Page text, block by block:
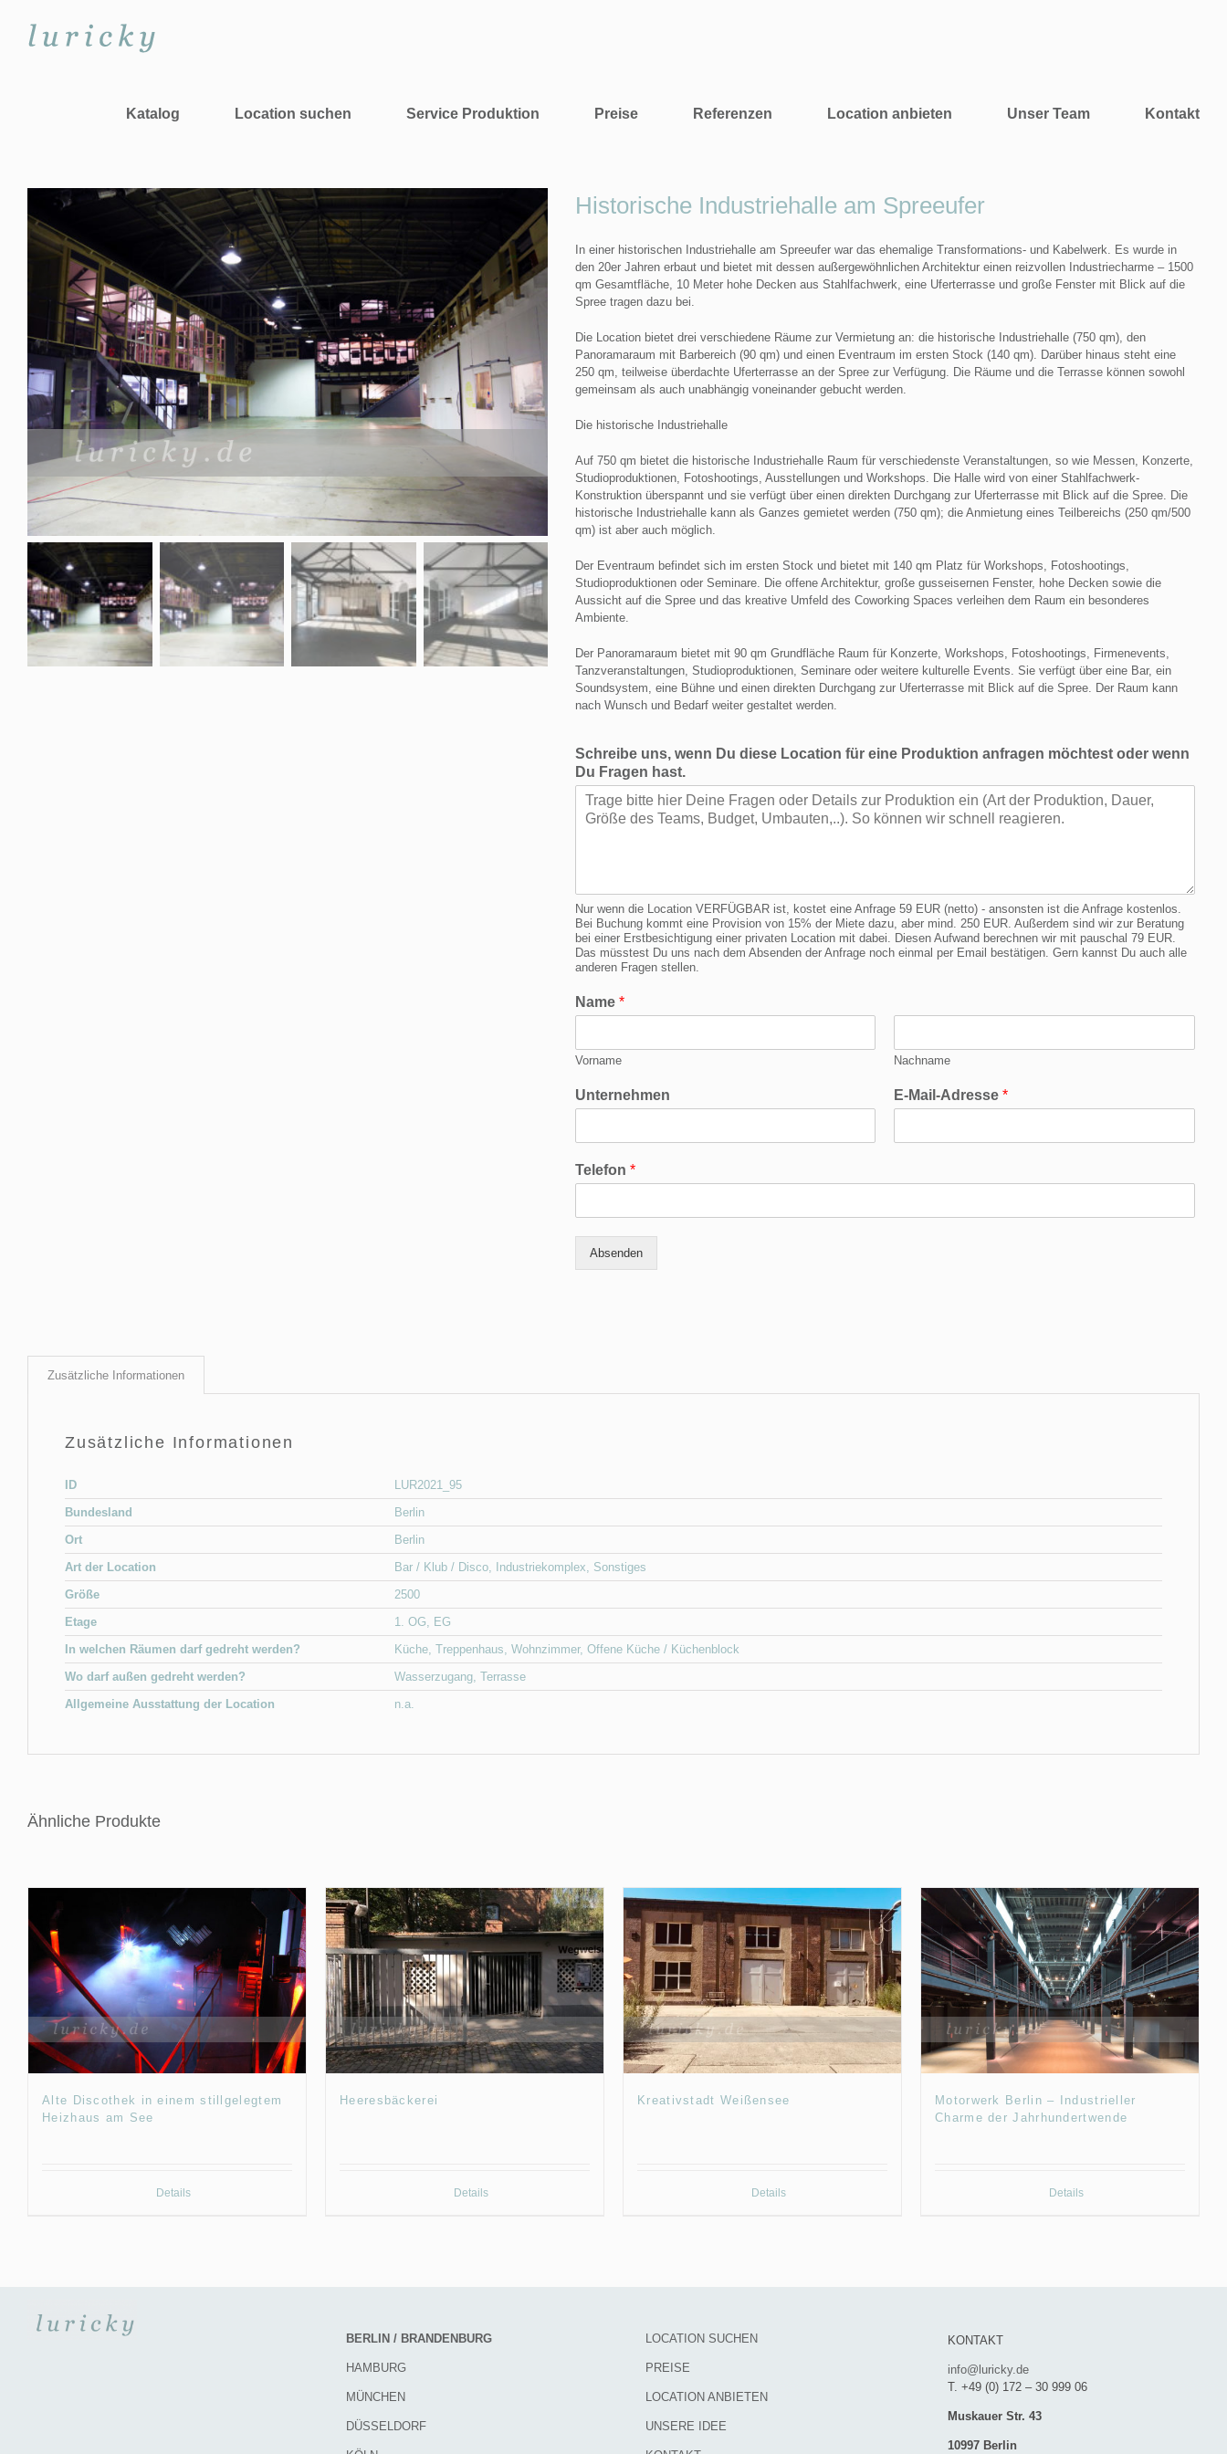
springen
Katalog Location suchen Service Produktion Preise Referenzen Location anbieten Unser Team Kontakt
Historische Industriehalle am Spreeufer
In einer historischen Industriehalle am Spreeufer war das ehemalige Transformations- und Kabelwerk. Es wurde in
den 20er Jahren erbaut und bietet mit dessen außergewöhnlichen Architektur einen reizvollen Industriecharme – 1500
qm Gesamtfläche, 10 Meter hohe Decken aus Stahlfachwerk, eine Uferterrasse und große Fenster mit Blick auf die
Spree tragen dazu bei.
Die Location bietet drei verschiedene Räume zur Vermietung an: die historische Industriehalle (750 qm), den
Panoramaraum mit Barbereich (90 qm) und einen Eventraum im ersten Stock (140 qm). Darüber hinaus steht eine
250 qm, teilweise überdachte Uferterrasse an der Spree zur Verfügung. Die Räume und die Terrasse können sowohl
gemeinsam als auch unabhängig voneinander gebucht werden.
Die historische Industriehalle
Auf 750 qm bietet die historische Industriehalle Raum für verschiedenste Veranstaltungen, so wie Messen, Konzerte,
Studioproduktionen, Fotoshootings, Ausstellungen und Workshops. Die Halle wird von einer Stahlfachwerk-
Konstruktion überspannt und sie verfügt über einen direkten Durchgang zur Uferterrasse mit Blick auf die Spree. Die
historische Industriehalle kann als Ganzes gemietet werden (750 qm); die Anmietung eines Teilbereichs (250 qm/500
qm) ist aber auch möglich.
Der Eventraum befindet sich im ersten Stock und bietet mit 140 qm Platz für Workshops, Fotoshootings,
Studioproduktionen oder Seminare. Die offene Architektur, große gusseisernen Fenster, hohe Decken sowie die
Aussicht auf die Spree und das kreative Umfeld des Coworking Spaces verleihen dem Raum ein besonderes
Ambiente.
Der Panoramaraum bietet mit 90 qm Grundfläche Raum für Konzerte, Workshops, Fotoshootings, Firmenevents,
Tanzveranstaltungen, Studioproduktionen, Seminare oder weitere kulturelle Events. Sie verfügt über eine Bar, ein
Soundsystem, eine Bühne und einen direkten Durchgang zur Uferterrasse mit Blick auf die Spree. Der Raum kann
nach Wunsch und Bedarf weiter gestaltet werden.
Schreibe uns, wenn Du diese Location für eine Produktion anfragen möchtest oder wenn
Du Fragen hast.
Nur wenn die Location VERFÜGBAR ist, kostet eine Anfrage 59 EUR (netto) - ansonsten ist die Anfrage kostenlos.
Bei Buchung kommt eine Provision von 15% der Miete dazu, aber mind. 250 EUR. Außerdem sind wir zur Beratung
bei einer Erstbesichtigung einer privaten Location mit dabei. Diesen Aufwand berechnen wir mit pauschal 79 EUR.
Das müsstest Du uns nach dem Absenden der Anfrage noch einmal per Email bestätigen. Gern kannst Du auch alle
anderen Fragen stellen.
Name *
Vorname Nachname
Unternehmen E-Mail-Adresse*
Telefon *
Absenden
Zusätzliche Informationen
Zusätzliche Informationen
ID
LUR2021_95
Bundesland
Berlin
Ort
Berlin
Art der Location
Bar / Klub / Disco, Industriekomplex, Sonstiges
Größe
2500
Etage
1. OG, EG
In welchen Räumen darf gedreht werden?
Küche, Treppenhaus, Wohnzimmer, Offene Küche / Küchenblock
Wo darf außen gedreht werden?
Wasserzugang, Terrasse
Allgemeine Ausstattung der Location
n.a.
Ähnliche Produkte
Alte Discothek in einem stillgelegtem
Heizhaus am See
Details
Heeresbäckerei
Details
Kreativstadt Weißensee
Details
Motorwerk Berlin – Industrieller
Charme der Jahrhundertwende
Details
BERLIN / BRANDENBURG
HAMBURG
MÜNCHEN
DÜSSELDORF
LOCATION SUCHEN
PREISE
LOCATION ANBIETEN
UNSERE IDEE
KONTAKT
info@luricky.de
T. +49 (0) 172 – 30 999 06
Muskauer Str. 43
10997 Berlin